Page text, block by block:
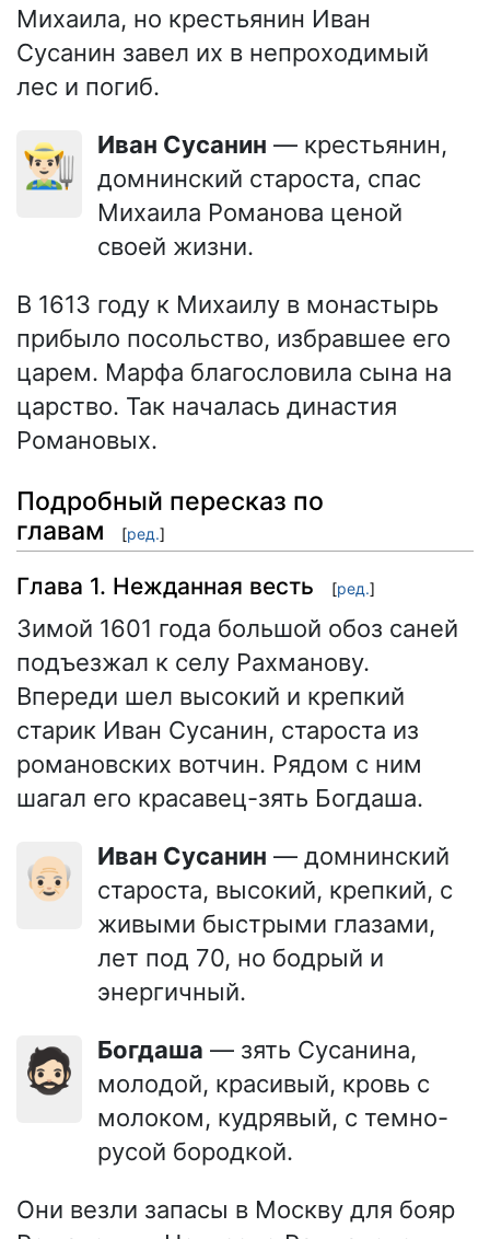
Михаила, но крестьянин Иван
Сусанин завел их в непроходимый
лес и погиб.
👨🏻‍🌾 Иван Сусанин — крестьянин,
домнинский староста, спас
Михаила Романова ценой
своей жизни.
В 1613 году к Михаилу в монастырь
прибыло посольство, избравшее его
царем. Марфа благословила сына на
царство. Так началась династия
Романовых.
Подробный пересказ по
главам
[ред.]
Глава 1. Нежданная весть [ред.]
Зимой 1601 года большой обоз саней
подъезжал к селу Рахманову.
Впереди шел высокий и крепкий
старик Иван Сусанин, староста из
романовских вотчин. Рядом с ним
шагал его красавец-зять Богдаша.
👴🏻 Иван Сусанин — домнинский
староста, высокий, крепкий, с
живыми быстрыми глазами,
лет под 70, но бодрый и
энергичный.
🧔🏻 Богдаша — зять Сусанина,
молодой, красивый, кровь с
молоком, кудрявый, с темно-
русой бородкой.
Они везли запасы в Москву для бояр